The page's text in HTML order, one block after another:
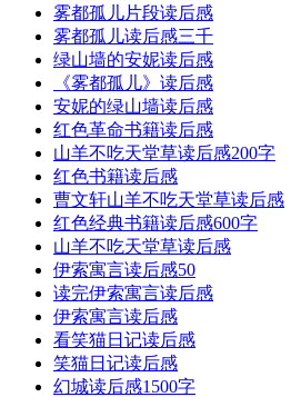
雾都孤儿片段读后感
雾都孤儿读后感三千
绿山墙的安妮读后感
《雾都孤儿》读后感
安妮的绿山墙读后感
红色革命书籍读后感
山羊不吃天堂草读后感200字
红色书籍读后感
曹文轩山羊不吃天堂草读后感
红色经典书籍读后感600字
山羊不吃天堂草读后感
伊索寓言读后感50
读完伊索寓言读后感
伊索寓言读后感
看笑猫日记读后感
笑猫日记读后感
幻城读后感1500字